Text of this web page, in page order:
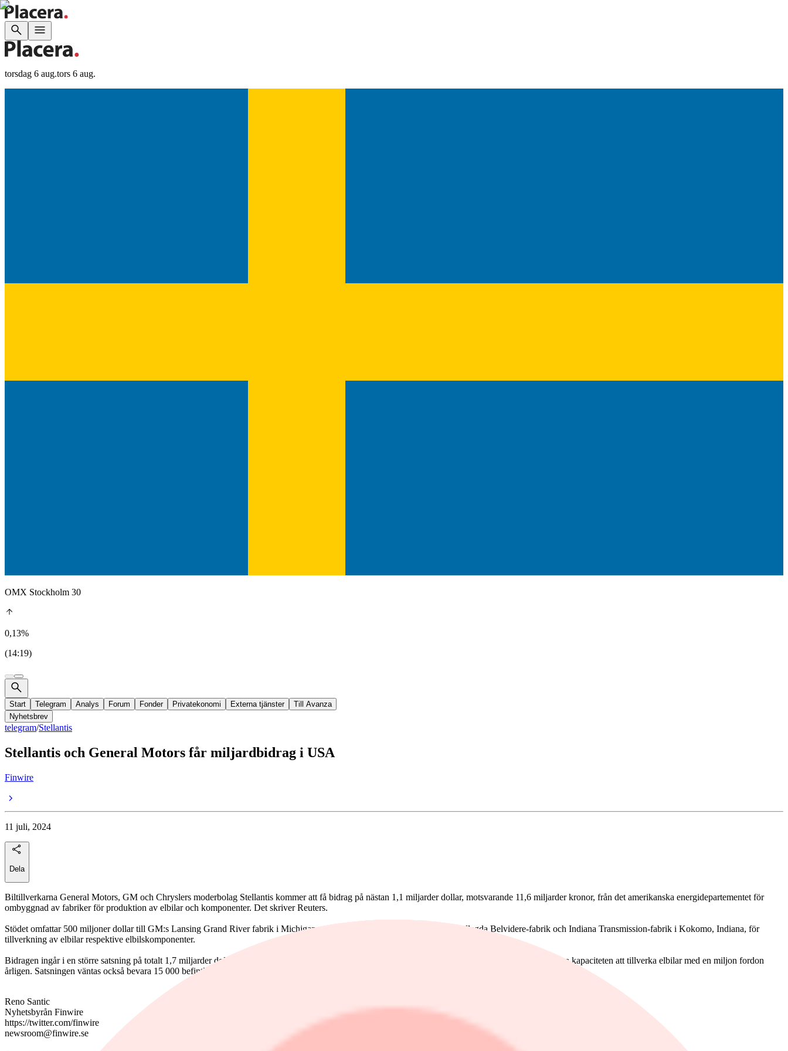
torsdag 6 aug.tors 6 aug.
OMX Stockholm 30
0,13%
(14:19)
Start Telegram Analys Forum Fonder Privatekonomi Externa tjänster
Till Avanza
Nyhetsbrev
telegram/Stellantis
Stellantis och General Motors får miljardbidrag i USA
Finwire
11 juli, 2024
Dela
Biltillverkarna General Motors, GM och Chryslers moderbolag Stellantis kommer att få bidrag på nästan 1,1 miljarder dollar, motsvarande 11,6 miljarder kronor, från det amerikanska energidepartementet för
ombyggnad av fabriker för produktion av elbilar och komponenter. Det skriver Reuters.
Stödet omfattar 500 miljoner dollar till GM:s Lansing Grand River fabrik i Michigan och 585 miljoner dollar till Stellantis nedlagda Belvidere-fabrik och Indiana Transmission-fabrik i Kokomo, Indiana, för
tillverkning av elbilar respektive elbilskomponenter.
Bidragen ingår i en större satsning på totalt 1,7 miljarder dollar som syftar till att hjälpa till med omvandlingen av 11 fabriker i åtta delstater, vilket ska öka kapaciteten att tillverka elbilar med en miljon fordon
årligen. Satsningen väntas också bevara 15 000 befintliga jobb och skapa 3 000 nya.
Reno Santic
Nyhetsbyrån Finwire
https://twitter.com/finwire
newsroom@finwire.se